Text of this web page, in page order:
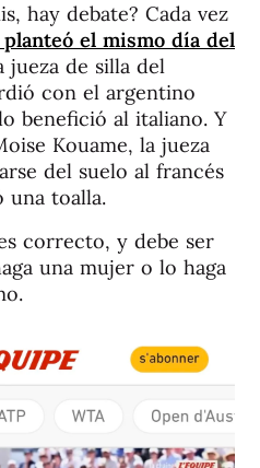
hay debate? Cada vez
el mismo día del
jueza de silla del
con el argentino
benefició al italiano. Y
Kouame, la jueza
del suelo al francés
una toalla.
correcto, y debe ser
una mujer o lo haga